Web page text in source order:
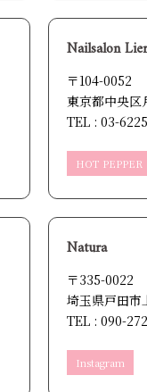
Nailsalon
〒104-0052
東京都中央区
TEL : 03-
HOT PEPPER
Natura
〒335-0022
埼玉県戸田市
TEL : 090-
Instagram